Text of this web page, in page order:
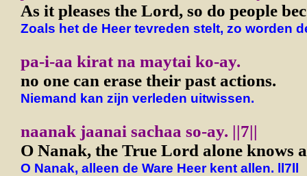
As it pleases the Lord, so do people
Zoals het de Heer tevreden stelt, zo worden
pa-i-aa kirat na maytai ko-ay.
no one can erase their past actions.
Niemand kan zijn verleden uitwissen.
naanak jaanai sachaa so-ay. ||7||
O Nanak, the True Lord alone knows
O Nanak, alleen de Ware Heer kent allen. ll7ll